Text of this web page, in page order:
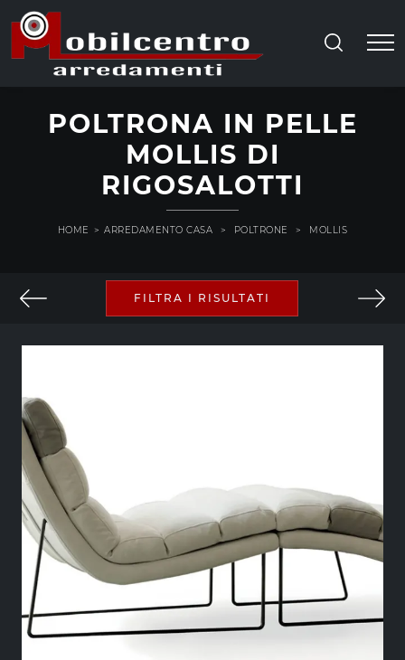
POLTRONA IN PELLE
MOLLIS DI
RIGOSALOTTI
HOME > ARREDAMENTO CASA > POLTRONE > MOLLIS
FILTRA I RISULTATI